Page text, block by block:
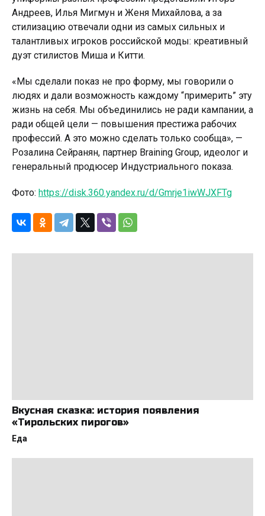
Андреев, Илья Мигмун и Женя Михайлова, а за
стилизацию отвечали одни из самых сильных и
талантливых игроков российской моды: креативный
дуэт стилистов Миша и Китти.
«Мы сделали показ не про форму, мы говорили о
людях и дали возможность каждому “примерить” эту
жизнь на себя. Мы объединились не ради кампании, а
ради общей цели — повышения престижа рабочих
профессий. А это можно сделать только сообща», —
Розалина Сейранян, партнер Braining Group, идеолог и
генеральный продюсер Индустриального показа.
Фото: https://disk.360.yandex.ru/d/Gmrje1iwWJXFTg
Вкусная сказка: история появления
«Тирольских пирогов»
Еда